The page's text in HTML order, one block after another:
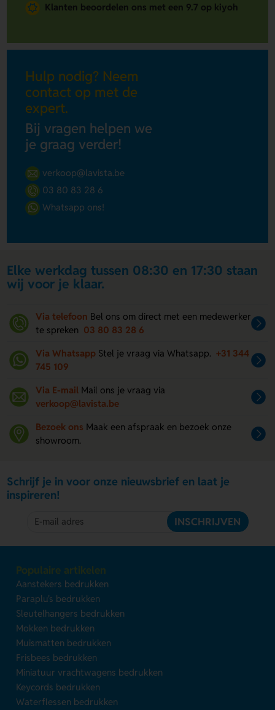
Klanten beoordelen ons met een 9.7 op kiyoh
Hulp nodig? Neem
contact op met de
expert.
Bij vragen helpen we
je graag verder!
verkoop@lavista.be
03 80 83 28 6
Whatsapp ons!
Elke werkdag tussen 08:30 en 17:30 staan
wij voor je klaar.
Via telefoon Bel ons om direct met een medewerker
te spreken 03 80 83 28 6
Via Whatsapp Stel je vraag via Whatsapp. +31 344
745 109
Via E-mail Mail ons je vraag via
verkoop@lavista.be
Bezoek ons Maak een afspraak en bezoek onze
showroom.
Schrijf je in voor onze nieuwsbrief en laat je
inspireren!
INSCHRIJVEN
Populaire artikelen
Aanstekers bedrukken
Paraplu's bedrukken
Sleutelhangers bedrukken
Mokken bedrukken
Muismatten bedrukken
Frisbees bedrukken
Miniatuur vrachtwagens bedrukken
Keycords bedrukken
Waterflessen bedrukken